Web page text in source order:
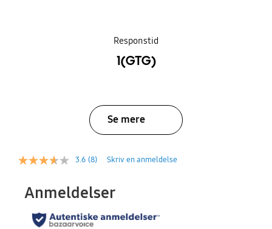
Responstid
1(GTG)
Se mere
3.6 (8) Skriv en anmeldelse